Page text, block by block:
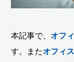
本記事で、 オフ
す。またオフィ